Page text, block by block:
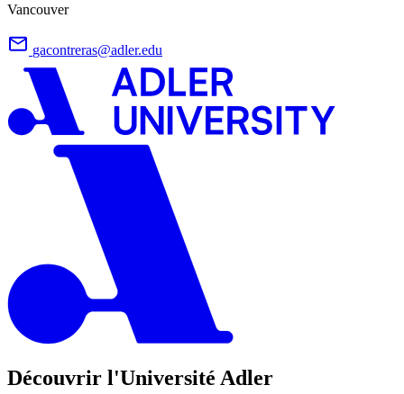
Vancouver
gacontreras@adler.edu
Découvrir l'Université Adler